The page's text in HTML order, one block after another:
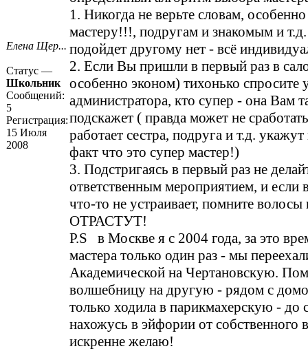
Елена Щер...
Статус —
Школьник
Сообщений:
5
Регистрация:
15 Июля
2008
1. Никогда не верьте словам,
мастеру!!!, подругам и знакомым и
подойдет другому нет - всё
2. Если Вы пришли в первый раз в
особенно эконом) тихонько спросите
администратора, кто супер - она Вам
подскажет ( правда может не
работает сестра, подруга и т.д.
факт что это супер мастер!)
3. Подстригаясь в первый раз не
ответственным мероприятием, и если
что-то не устраивает, помните
ОТРАСТУТ!
Р.S в Москве я с 2004 года, за это
мастера только один раз - мы
Академической на Чертановскую.
волшебницу на другую - рядом с
только ходила в парикмахерскую - до
нахожусь в эйфории от собственного
искренне желаю!